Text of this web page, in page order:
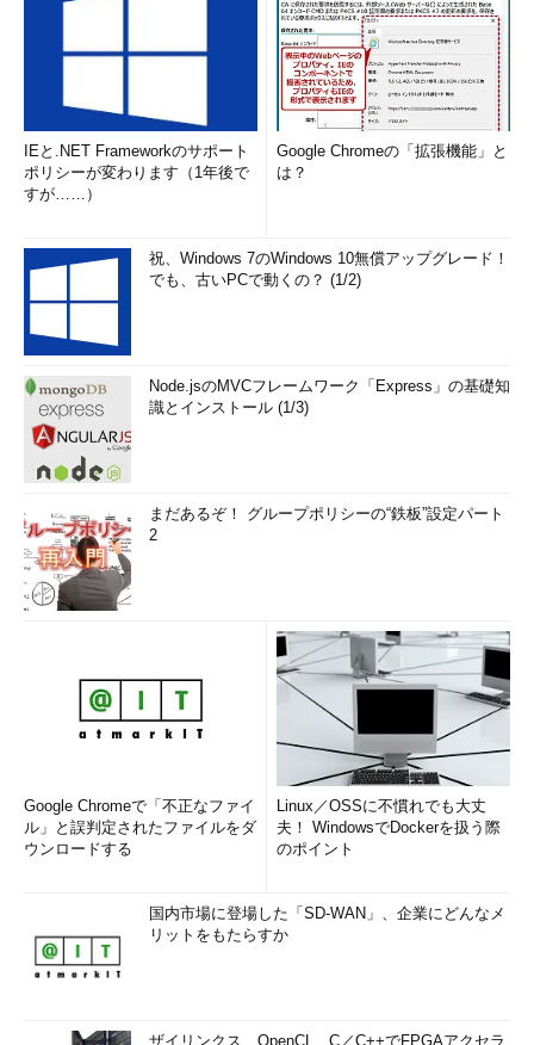
IEと.NET Frameworkのサポート
ポリシーが変わります（1年後で
すが……）
Google Chromeの「拡張機能」と
は？
祝、Windows 7のWindows 10無償アップグレード！
でも、古いPCで動くの？ (1/2)
Node.jsのMVCフレームワーク「Express」の基礎知
識とインストール (1/3)
まだあるぞ！ グループポリシーの“鉄板”設定パート
2
Google Chromeで「不正なファイ
ル」と誤判定されたファイルをダ
ウンロードする
Linux／OSSに不慣れでも大丈
夫！ WindowsでDockerを扱う際
のポイント
国内市場に登場した「SD-WAN」、企業にどんなメ
リットをもたらすか
ザイリンクス、OpenCL、C／C++でFPGAアクセラ